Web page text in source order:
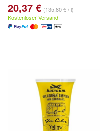
20,37 € (135,80 € / l)
Kostenloser Versand